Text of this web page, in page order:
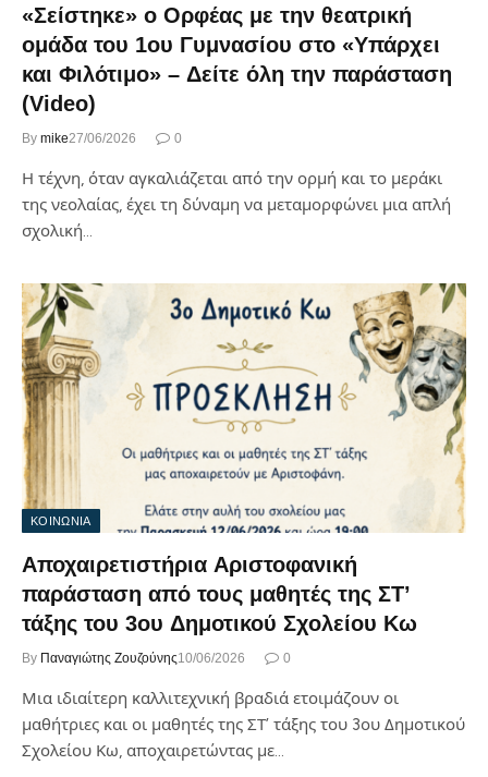
«Σείστηκε» ο Ορφέας με την θεατρική
ομάδα του 1ου Γυμνασίου στο «Υπάρχει
και Φιλότιμο» – Δείτε όλη την παράσταση
(Video)
By mike27/06/2026 0
Η τέχνη, όταν αγκαλιάζεται από την ορμή και το μεράκι
της νεολαίας, έχει τη δύναμη να μεταμορφώνει μια απλή
σχολική…
ΚΟΙΝΩΝΙΑ
Αποχαιρετιστήρια Aριστοφανική
παράσταση από τους μαθητές της ΣΤ’
τάξης του 3ου Δημοτικού Σχολείου Κω
By Παναγιώτης Ζουζούνης10/06/2026 0
Μια ιδιαίτερη καλλιτεχνική βραδιά ετοιμάζουν οι
μαθήτριες και οι μαθητές της ΣΤ’ τάξης του 3ου Δημοτικού
Σχολείου Κω, αποχαιρετώντας με…